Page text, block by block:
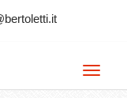
Toggle